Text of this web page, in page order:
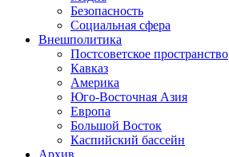
Безопасность
Социальная сфера
Внешполитика
Постсоветское пространство
Кавказ
Америка
Юго-Восточная Азия
Европа
Большой Восток
Каспийский бассейн
Архив